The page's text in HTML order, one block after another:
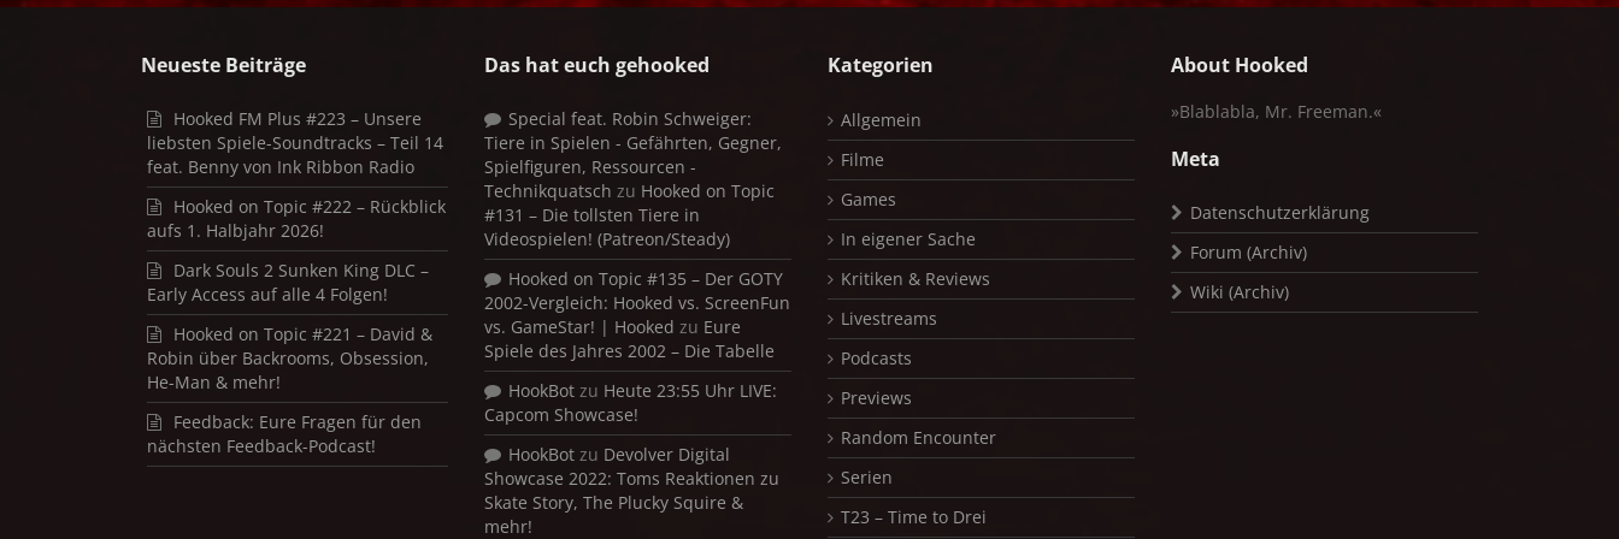
Neueste Beiträge
Hooked FM Plus #223 – Unsere
liebsten Spiele-Soundtracks – Teil 14
feat. Benny von Ink Ribbon Radio
Hooked on Topic #222 – Rückblick
aufs 1. Halbjahr 2026!
Dark Souls 2 Sunken King DLC –
Early Access auf alle 4 Folgen!
Hooked on Topic #221 – David &
Robin über Backrooms, Obsession,
He-Man & mehr!
Feedback: Eure Fragen für den
nächsten Feedback-Podcast!
Das hat euch gehooked
Special feat. Robin Schweiger:
Tiere in Spielen - Gefährten, Gegner,
Spielfiguren, Ressourcen -
Technikquatsch zu Hooked on Topic
#131 – Die tollsten Tiere in
Videospielen! (Patreon/Steady)
Hooked on Topic #135 – Der GOTY
2002-Vergleich: Hooked vs. ScreenFun
vs. GameStar! | Hooked zu Eure
Spiele des Jahres 2002 – Die Tabelle
HookBot zu Heute 23:55 Uhr LIVE:
Capcom Showcase!
HookBot zu Devolver Digital
Showcase 2022: Toms Reaktionen zu
Skate Story, The Plucky Squire &
mehr!
Kategorien
Allgemein
Filme
Games
In eigener Sache
Kritiken & Reviews
Livestreams
Podcasts
Previews
Random Encounter
Serien
T23 – Time to Drei
About Hooked
»Blablabla, Mr. Freeman.«
Meta
Datenschutzerklärung
Forum (Archiv)
Wiki (Archiv)